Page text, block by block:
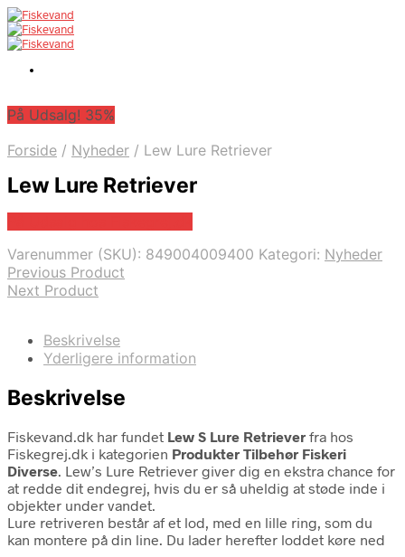
På Udsalg! 35%
Forside / Nyheder / Lew Lure Retriever
Lew Lure Retriever
Varenummer (SKU): 849004009400 Kategori: Nyheder
Previous Product
Next Product
Beskrivelse
Yderligere information
Beskrivelse
Fiskevand.dk har fundet Lew S Lure Retriever fra hos
Fiskegrej.dk i kategorien Produkter Tilbehør Fiskeri
Diverse. Lew’s Lure Retriever giver dig en ekstra chance for
at redde dit endegrej, hvis du er så uheldig at støde inde i
objekter under vandet.
Lure retriveren består af et lod, med en lille ring, som du
kan montere på din line. Du lader herefter loddet køre ned